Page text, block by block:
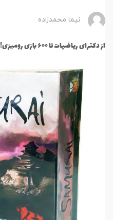
نیما محمدزاده
از دکترای ریاضیات تا ۶۰۰ بازی رومیزی!